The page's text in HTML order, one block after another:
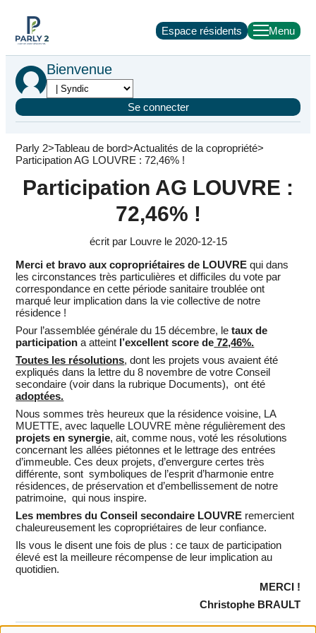
Espace résidents
Bienvenue
Se connecter
Parly 2 Tableau de bord Actualités de la copropriété
Participation AG LOUVRE : 72,46% !
Participation AG LOUVRE :
72,46% !
écrit par Louvre le 2020-12-15
Merci et bravo aux copropriétaires de LOUVRE qui dans
les circonstances très particulières et difficiles du vote par
correspondance en cette période sanitaire troublée ont
marqué leur implication dans la vie collective de notre
résidence !
Pour l’assemblée générale du 15 décembre, letaux de
participation a atteint l’excellent score de 72,46%.
Toutes les résolutions, dont les projets vous avaient été
expliqués dans la lettre du 8 novembre de votre Conseil
secondaire (voirdans la rubrique Documents), ont été
adoptées.
Nous sommes très heureux que la résidence voisine, LA
MUETTE, avec laquelle LOUVRE mène régulièrement des
projets en synergie, ait, comme nous, voté les résolutions
concernant les allées piétonnes et le lettrage des entrées
d’immeuble. Ces deux projets, d’envergure certes très
différente, sont symboliques de l’esprit d’harmonie entre
résidences, de préservation et d’embellissement de notre
patrimoine, qui nous inspire.
Les membres du Conseil secondaire LOUVRE remercient
chaleureusement les copropriétaires de leur confiance.
Ils vous le disent une fois de plus : ce taux de participation
élevé est la meilleure récompense de leur implication au
quotidien.
MERCI !
Christophe BRAULT